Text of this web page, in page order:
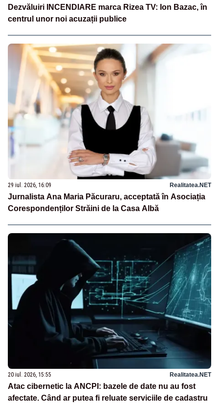
Dezvăluiri INCENDIARE marca Rizea TV: Ion Bazac, în
centrul unor noi acuzații publice
29 iul. 2026, 16:09 Realitatea.NET
Jurnalista Ana Maria Păcuraru, acceptată în Asociația
Corespondenților Străini de la Casa Albă
20 iul. 2026, 15:55 Realitatea.NET
Atac cibernetic la ANCPI: bazele de date nu au fost
afectate. Când ar putea fi reluate serviciile de cadastru